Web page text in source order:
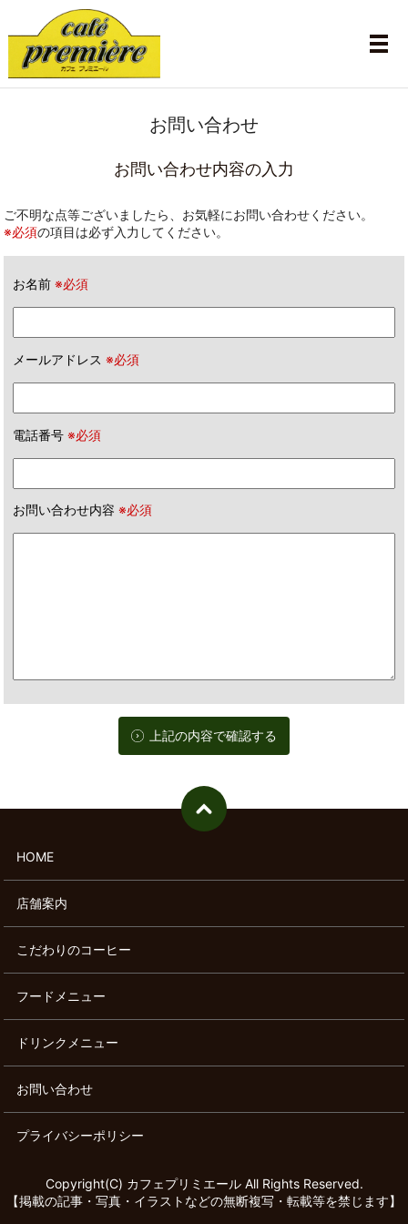
メ
お問い合わせ
お問い合わせ内容の入力
ご不明な点等ございましたら、お気軽にお問い合わせください。
※必須の項目は必ず入力してください。
お名前※必須
メールアドレス※必須
電話番号※必須
お問い合わせ内容※必須
上記の内容で確認する
HOME
店舗案内
こだわりのコーヒー
フードメニュー
ドリンクメニュー
お問い合わせ
プライバシーポリシー
Copyright(C) カフェプリミエール All Rights Reserved.
【掲載の記事・写真・イラストなどの無断複写・転載等を禁じます】